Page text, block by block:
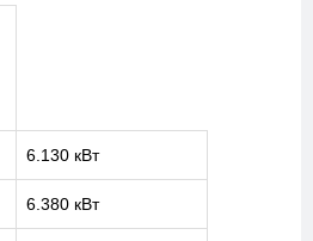
6.130 кВт
6.380 кВт